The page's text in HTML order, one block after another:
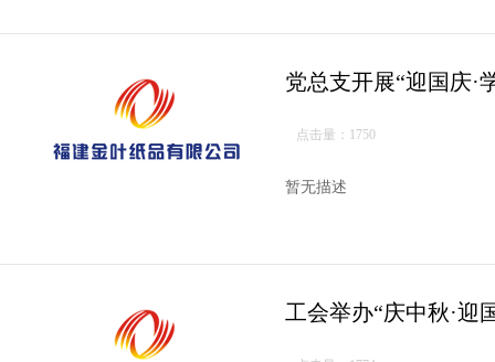
党总支开展“迎国庆·
点击量：1750
暂无描述
工会举办“庆中秋·迎